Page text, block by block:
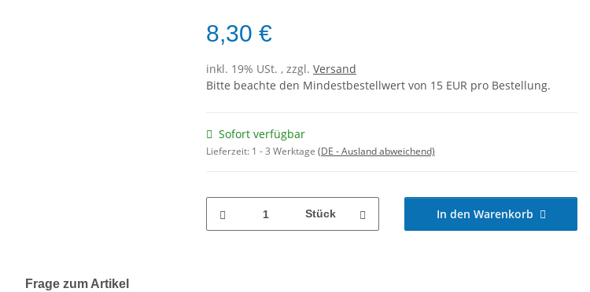
8,30 €
inkl. 19% USt. , zzgl. Versand
Bitte beachte den Mindestbestellwert von 15 EUR pro Bestellung.
Sofort verfügbar
Lieferzeit: 1 - 3 Werktage (DE - Ausland abweichend)
Stück In den Warenkorb
Frage zum Artikel